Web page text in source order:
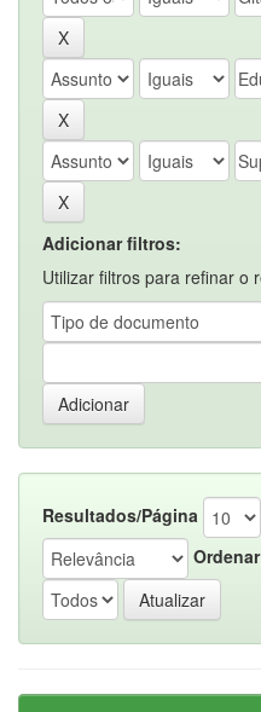
Adicionar filtros:
Utilizar filtros para refinar o
Resultados/Página
Ordenar